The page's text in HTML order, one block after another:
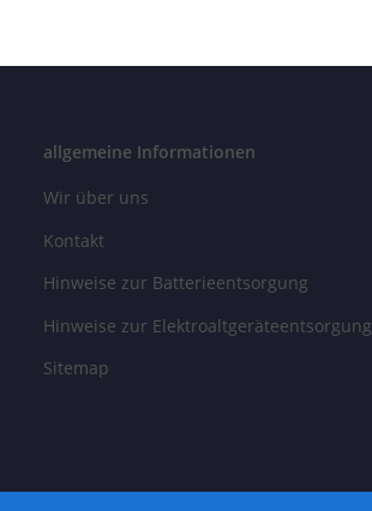
allgemeine Informationen
Wir über uns
Kontakt
Hinweise zur Batterieentsorgung
Hinweise zur Elektroaltgeräteentsorgung
Sitemap